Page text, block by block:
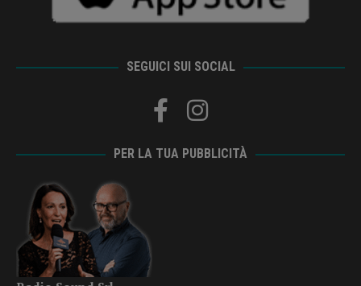
SEGUICI SUI SOCIAL
PER LA TUA PUBBLICITÀ